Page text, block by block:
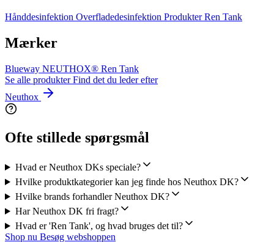
Hånddesinfektion Overfladedesinfektion ProdukterRen Tank
Mærker
Blueway NEUTHOX® Ren Tank
Se alle produkterFind det du leder efter
Neuthox
Ofte stillede spørgsmål
Hvad er Neuthox DKs speciale?
Hvilke produktkategorier kan jeg finde hos Neuthox DK?
Hvilke brands forhandler Neuthox DK?
Har Neuthox DK fri fragt?
Hvad er 'Ren Tank', og hvad bruges det til?
Shop nu Besøg webshoppen